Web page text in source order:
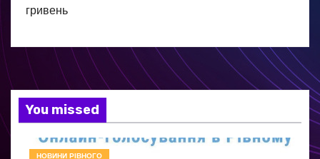
гривень
You missed
НОВИНИ РІВНОГО